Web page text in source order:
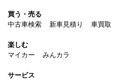
買う・売る
中古車検索
新車見積り 車買取
楽しむ
マイカー
みんカラ
サービス